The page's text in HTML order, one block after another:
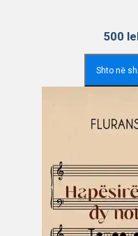
500
Shto në